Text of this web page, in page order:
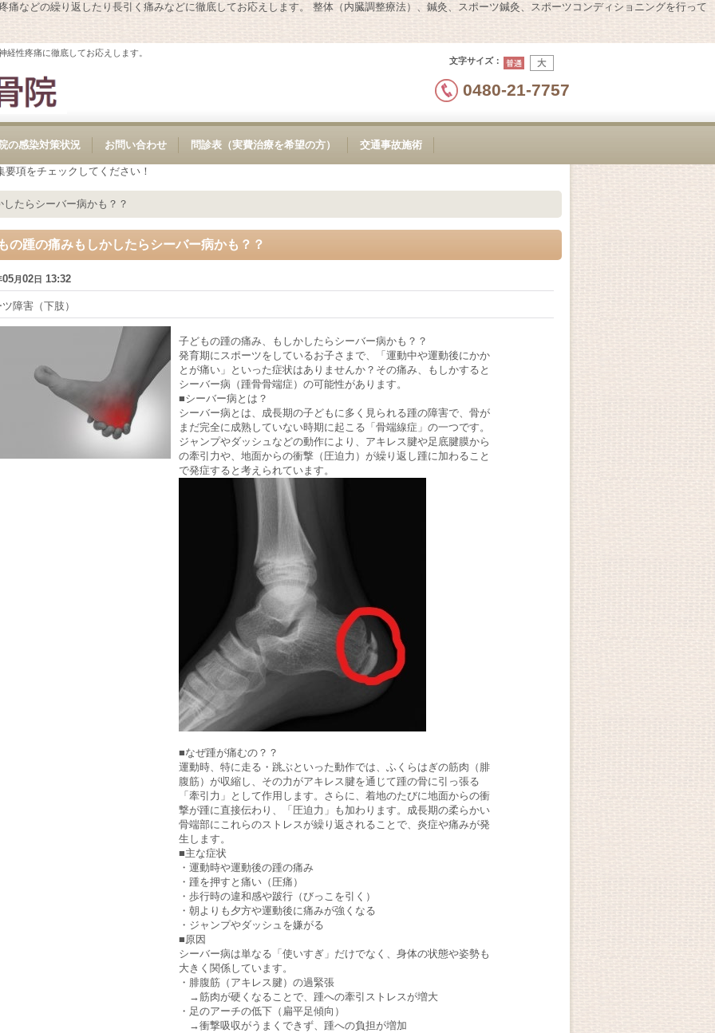
などの繰り返したり長引く痛みなどに徹底してお応えします。 整体（内臓調整療法）、鍼灸、スポーツ鍼灸、スポーツコンディショニングを行って
性疼痛に徹底してお応えします。
文字サイズ：
0480-21-7757
の感染対策状況 お問い合わせ 問診表（実費治療を希望の方） 交通事故施術
項をチェックしてください！
たらシーバー病かも？？
の踵の痛みもしかしたらシーバー病かも？？
05月02日 13:32
障害（下肢）
子どもの踵の痛み、もしかしたらシーバー病かも？？
発育期にスポーツをしているお子さまで、「運動中や運動後にかか
とが痛い」といった症状はありませんか？その痛み、もしかすると
シーバー病（踵骨骨端症）の可能性があります。
■シーバー病とは？
シーバー病とは、成長期の子どもに多く見られる踵の障害で、骨が
まだ完全に成熟していない時期に起こる「骨端線症」の一つです。
ジャンプやダッシュなどの動作により、アキレス腱や足底腱膜から
の牽引力や、地面からの衝撃（圧迫力）が繰り返し踵に加わること
で発症すると考えられています。
■なぜ踵が痛むの？？
運動時、特に走る・跳ぶといった動作では、ふくらはぎの筋肉（腓
腹筋）が収縮し、その力がアキレス腱を通じて踵の骨に引っ張る
「牽引力」として作用します。さらに、着地のたびに地面からの衝
撃が踵に直接伝わり、「圧迫力」も加わります。成長期の柔らかい
骨端部にこれらのストレスが繰り返されることで、炎症や痛みが発
生します。
■主な症状
・運動時や運動後の踵の痛み
・踵を押すと痛い（圧痛）
・歩行時の違和感や跛行（びっこを引く）
・朝よりも夕方や運動後に痛みが強くなる
・ジャンプやダッシュを嫌がる
■原因
シーバー病は単なる「使いすぎ」だけでなく、身体の状態や姿勢も
大きく関係しています。
・腓腹筋（アキレス腱）の過緊張
→筋肉が硬くなることで、踵への牽引ストレスが増大
・足のアーチの低下（扁平足傾向）
→衝撃吸収がうまくできず、踵への負担が増加